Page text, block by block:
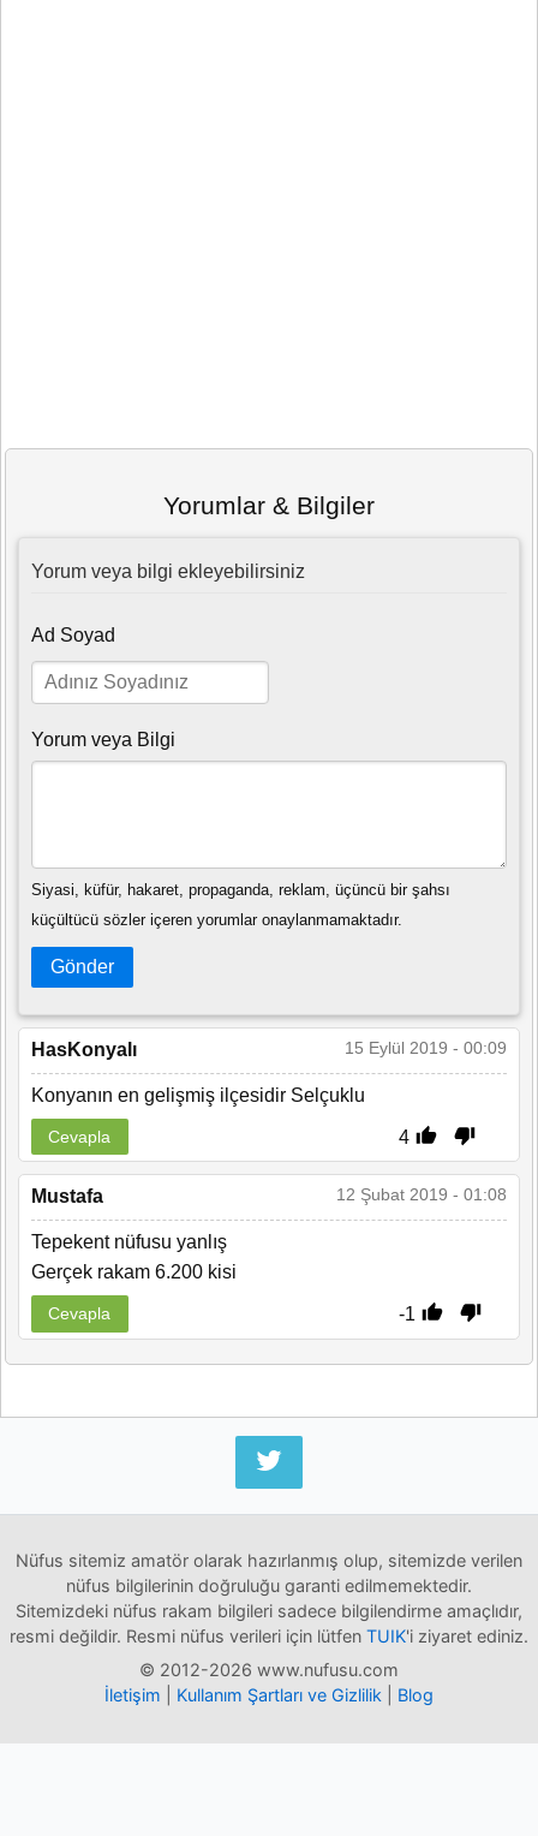
Yorumlar & Bilgiler
Yorum veya bilgi ekleyebilirsiniz
Ad Soyad
Yorum veya Bilgi
Siyasi, küfür, hakaret, propaganda, reklam, üçüncü bir şahsı
küçültücü sözler içeren yorumlar onaylanmamaktadır.
Gönder
HasKonyalı 15 Eylül 2019 - 00:09
Konyanın en gelişmiş ilçesidir Selçuklu
4
Cevapla
Mustafa 12 Şubat 2019 - 01:08
Tepekent nüfusu yanlış
Gerçek rakam 6.200 kisi
-1
Cevapla
Nüfus sitemiz amatör olarak hazırlanmış olup, sitemizde verilen
nüfus bilgilerinin doğruluğu garanti edilmemektedir.
Sitemizdeki nüfus rakam bilgileri sadece bilgilendirme amaçlıdır,
resmi değildir. Resmi nüfus verileri için lütfen TUIK'i ziyaret ediniz.
© 2012-2026 www.nufusu.com
İletişim
Kullanım Şartları ve Gizlilik Blog